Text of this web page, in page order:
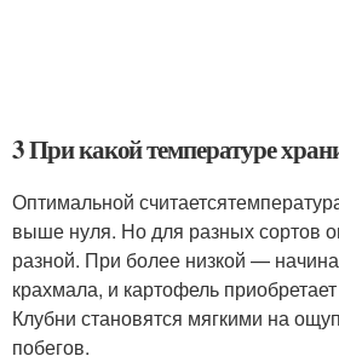
3 При какой температуре
Оптимальной считается
выше нуля. Но для разных сортов
разной. При более низкой —
крахмала, и картофель
Клубни становятся мягкими на
побегов.